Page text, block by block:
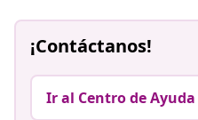
¡Contáctanos!
Ir al Centro de Ayuda